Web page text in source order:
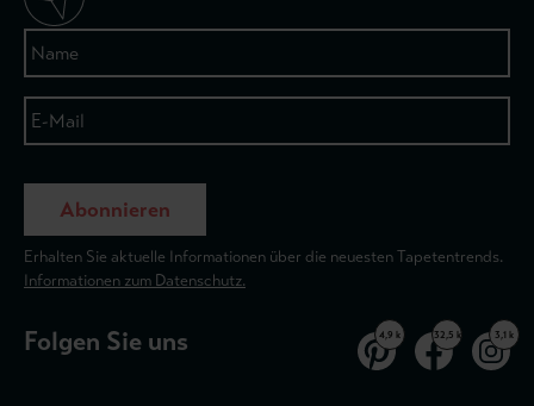
Abonnieren
Erhalten Sie aktuelle Informationen über die neuesten Tapetentrends.
Informationen zum Datenschutz.
Folgen Sie uns 4,9 k 32,5 k 3,1 k